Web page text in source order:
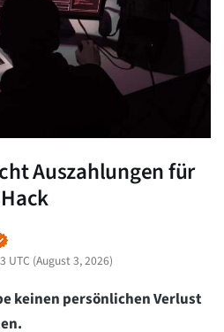
Auszahlungen für
UTC (August 3, 2026)
keinen persönlichen Verlust